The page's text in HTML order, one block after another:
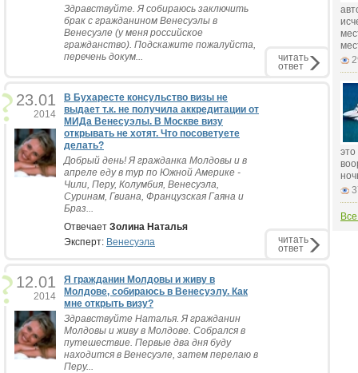
Здравствуйте. Я собираюсь заключить
брак с гражданином Венесуэлы в
Венесуэле (у меня российское
гражданство). Подскажите пожалуйста,
перечень докум...
читать
ответ
23.01
2014
В Бухаресте консульство визы не
выдает т.к. не получила аккредитации от
МИДа Венесуэлы. В Москве визу
открывать не хотят. Что посоветуете
делать?
Добрый день! Я гражданка Молдовы и в
апреле еду в тур по Южной Америке -
Чили, Перу, Колумбия, Венесуэла,
Суринам, Гвиана, Французская Гаяна и
Браз...
Отвечает Золина Наталья
Эксперт: Венесуэла читать
ответ
12.01
2014
Я гражданин Молдовы и живу в
Молдове, собираюсь в Венесуэлу. Как
мне открыть визу?
Здравствуйте Наталья. Я гражданин
Молдовы и живу в Молдове. Собрался в
путешествие. Первые два дня буду
находится в Венесуэле, затем перелаю в
Перу...